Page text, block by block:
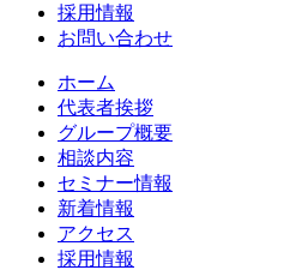
採用情報
お問い合わせ
ホーム
代表者挨拶
グループ概要
相談内容
セミナー情報
新着情報
アクセス
採用情報